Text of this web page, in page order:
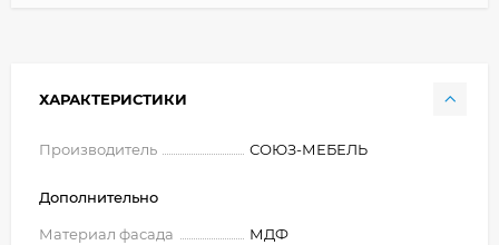
ХАРАКТЕРИСТИКИ
Производитель СОЮЗ-МЕБЕЛЬ
Дополнительно
Материал фасада
МДФ